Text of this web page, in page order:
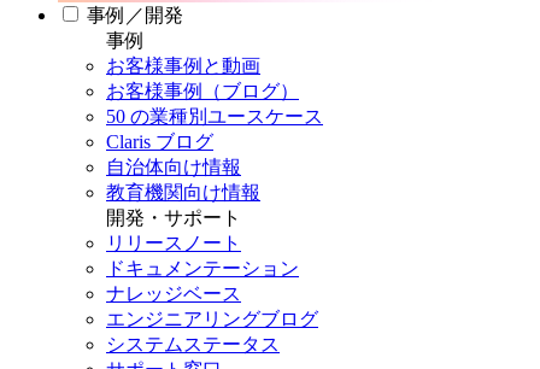
事例／開発
事例
お客様事例と動画
お客様事例（ブログ）
50 の業種別ユースケース
Claris ブログ
自治体向け情報
教育機関向け情報
開発・サポート
リリースノート
ドキュメンテーション
ナレッジベース
エンジニアリングブログ
システムステータス